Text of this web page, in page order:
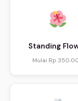
Standing
Mulai Rp